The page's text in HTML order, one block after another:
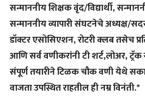
सन्माननीय शिक्षक वृंद/विद्यार्थी,
सन्माननीय व्यापारी संघटनेचे अध्यक्ष/
डॉक्टर एसोसिएशन, रोटरी क्लब तसेच
आणि सर्व वणीकरांनी टी शर्ट,लोअर,
संपूर्ण तयारीने टिळक चौक वणी येथे
वाजता उपस्थित राहतील ही नम्र विनंती.*